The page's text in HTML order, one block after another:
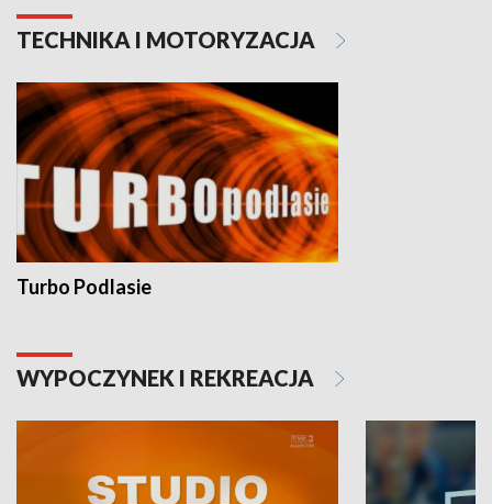
TECHNIKA I MOTORYZACJA
Turbo Podlasie
WYPOCZYNEK I REKREACJA